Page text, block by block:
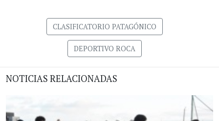
CLASIFICATORIO PATAGÓNICO
DEPORTIVO ROCA
NOTICIAS RELACIONADAS